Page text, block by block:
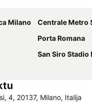
Milano Centrale Metro
Porta Romana
San Siro Stadio
4, 20137, Milano, Italija